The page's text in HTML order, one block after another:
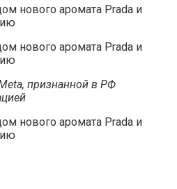
признанной в РФ